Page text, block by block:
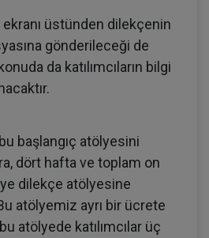
ekranı üstünden dilekçenin
gönderileceği de
da katılımcıların bilgi
başlangıç atölyesini
dört hafta ve toplam on
dilekçe atölyesine
atölyemiz ayrı bir ücrete
atölyede katılımcılar üç